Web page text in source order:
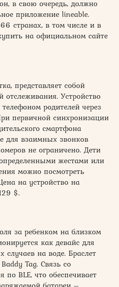
в свою очередь, должно
приложение lineable.
странах, в том числе и в
на официальном сайте
представляет собой
отслеживания. Устройство
родителей через
первичной синхронизации
смартфона
для взаимных звонков
не ограничено. Дети
жестами или
можно посмотреть
на устройство на
$.
за ребенком на близком
как девайс для
случаев на воде. Браслет
Tag. Связь со
BLE, что обеспечивает